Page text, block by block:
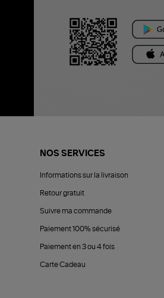
NOS SERVICES
Informations sur la livraison
Retour gratuit
Suivre ma commande
Paiement 100% sécurisé
Paiement en 3 ou 4 fois
Carte Cadeau